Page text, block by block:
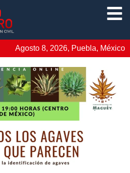
Agosto 8, 2026, Puebla, México